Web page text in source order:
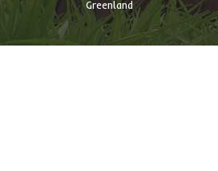
Greenland